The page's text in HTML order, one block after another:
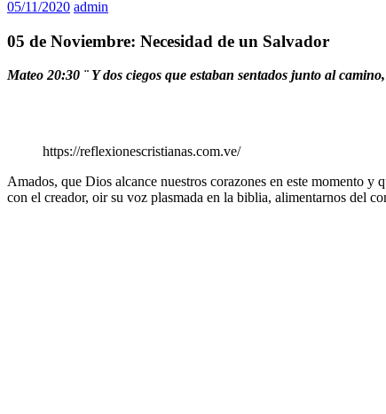
05/11/2020 admin
05 de Noviembre: Necesidad de un Salvador
Mateo 20:30 ¨ Y dos ciegos que estaban sentados junto al
https://reflexionescristianas.com.ve/
Amados, que Dios alcance nuestros corazones en este momento
con el creador, oir su voz plasmada en la biblia, alimentarnos del